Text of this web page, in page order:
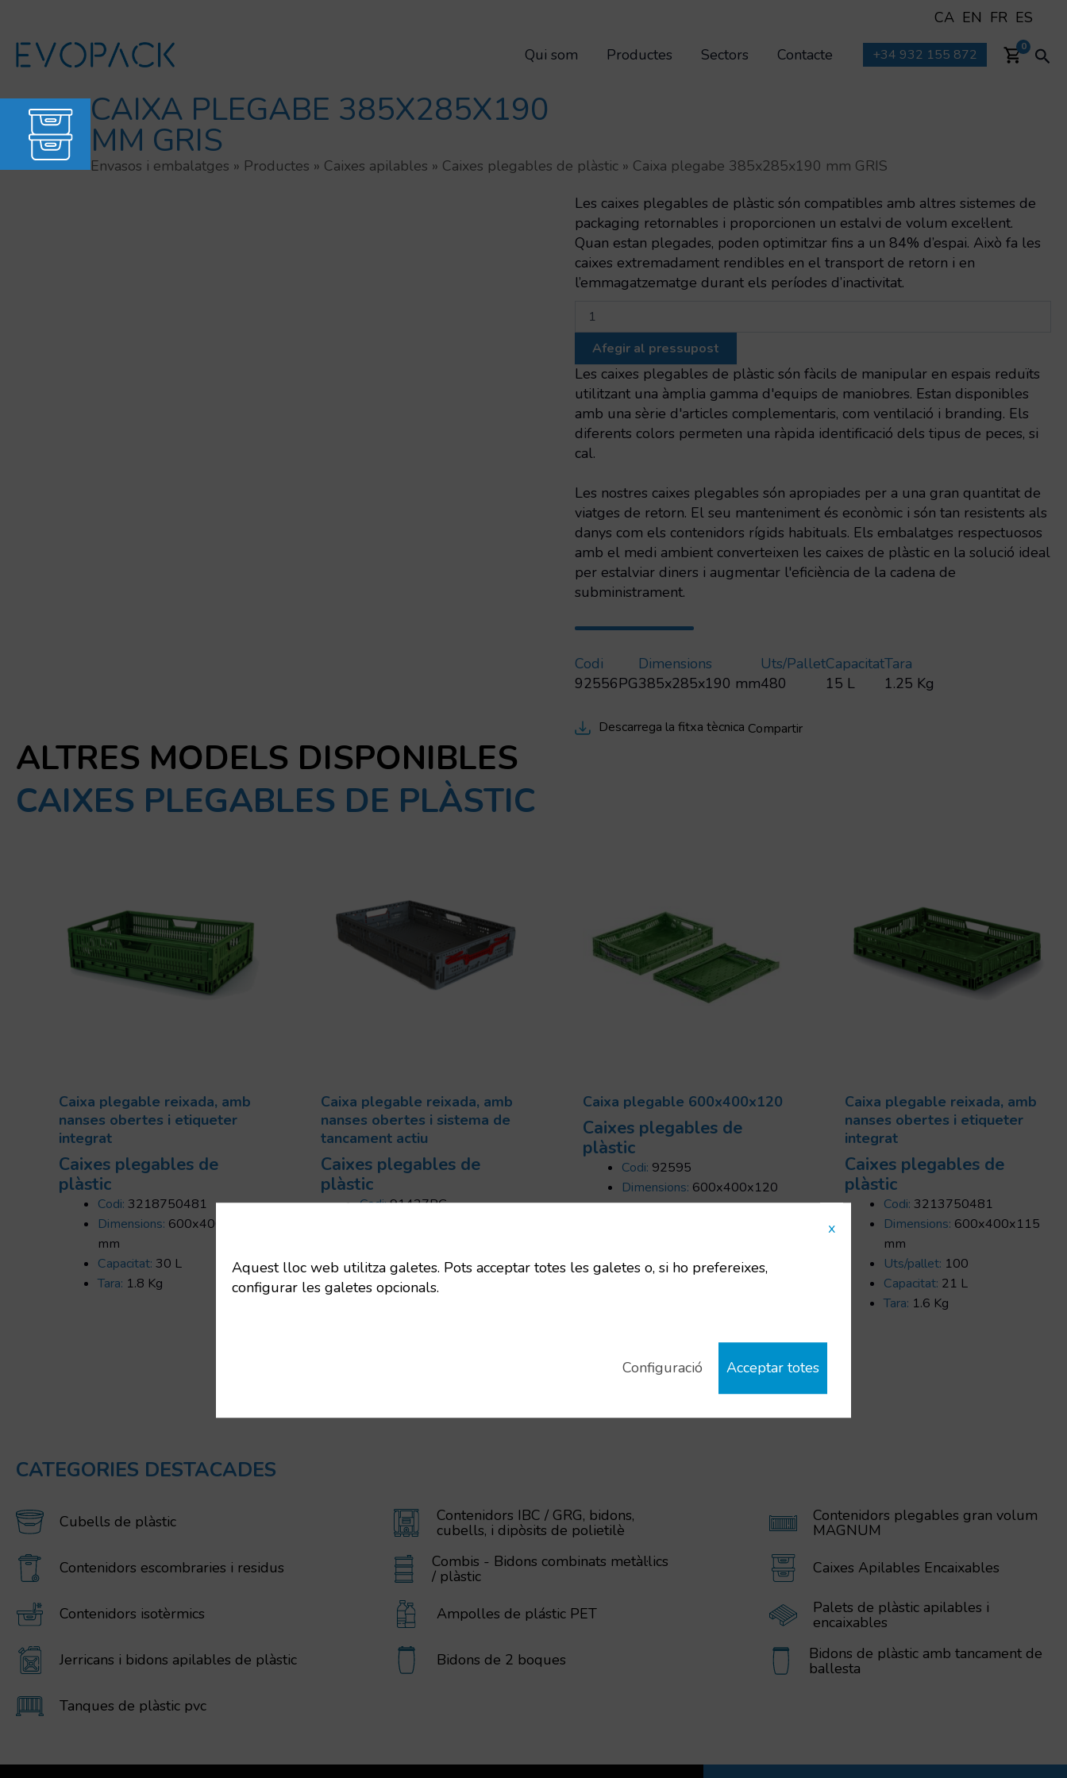
contingut
CA EN FR ES
Qui som
Productes Sectors Contacte +34 932 155 872 0
CAIXA PLEGABE 385X285X190
MM GRIS
Envasos i embalatges » Productes » Caixes apilables » Caixes plegables de plàstic » Caixa plegabe 385x285x190 mm GRIS
Les caixes plegables de plàstic són compatibles amb altres sistemes de
packaging retornables i proporcionen un estalvi de volum excel·lent.
Quan estan plegades, poden optimitzar fins a un 84% d’espai. Això fa les
caixes extremadament rendibles en el transport de retorn i en
l’emmagatzematge durant els períodes d’inactivitat.
plegabe
385x285x190
mm
GRIS
Afegir al pressupost
Les caixes plegables de plàstic són fàcils de manipular en espais reduïts
utilitzant una àmplia gamma d'equips de maniobres. Estan disponibles
amb una sèrie d'articles complementaris, com ventilació i branding. Els
diferents colors permeten una ràpida identificació dels tipus de peces, si
cal.
Les nostres caixes plegables són apropiades per a una gran quantitat de
viatges de retorn. El seu manteniment és econòmic i són tan resistents als
danys com els contenidors rígids habituals. Els embalatges respectuosos
amb el medi ambient converteixen les caixes de plàstic en la solució ideal
per estalviar diners i augmentar l'eficiència de la cadena de
subministrament.
Codi
92556PG
Dimensions
385x285x190 mm
Uts/pallet
480
Capacitat
15 L
Tara
1.25 Kg
Descarrega la fitxa tècnica Compartir
ALTRES MODELS DISPONIBLES
CAIXES PLEGABLES DE PLÀSTIC
Caixa plegable reixada, amb
nanses obertes i etiqueter
integrat
Caixes plegables de
plàstic
Codi: 3218750481
Dimensions: 600x400x165
mm
Capacitat: 30 L
Tara: 1.8 Kg
Caixa plegable reixada, amb
nanses obertes i sistema de
tancament actiu
Caixes plegables de
plàstic
Codi:91427PG
Uts/pallet:375
Capacitat:23 L
Caixa plegable 600x400x120
Caixes plegables de
plàstic
Codi: 92595
Dimensions: 600x400x120
mm
Tara:1.45 Kg
Caixa plegable reixada, amb
nanses obertes i etiqueter
integrat
Caixes plegables de
plàstic
Codi: 3213750481
Dimensions: 600x400x115
mm
Uts/pallet: 100
Capacitat: 21 L
Tara: 1.6 Kg
CATEGORIES DESTACADES
Cubells de plàstic Contenidors IBC / GRG, bidons,
cubells, i dipòsits de polietilè
Contenidors plegables gran volum
MAGNUM
Contenidors escombraries i residus
Combis - Bidons combinats metàl·lics
/ plàstic Caixes Apilables Encaixables
Contenidors isotèrmics Ampolles de plástic PET Palets de plàstic apilables i
encaixables
Jerricans i bidons apilables de plàstic
Bidons de 2 boques Bidons de plàstic amb tancament de
ballesta
Tanques de plàstic pvc
Aquest lloc web utilitza galetes. Pots acceptar totes les galetes o, si ho prefereixes,
configurar les galetes opcionals.
x
Acceptar totes
Configuració